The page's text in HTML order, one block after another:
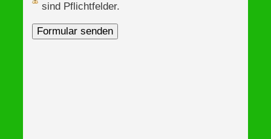
sind Pflichtfelder.